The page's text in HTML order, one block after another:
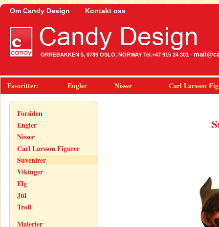
Om Candy Design Kontakt oss
ORREBAKKEN 5, 0789 OSLO, NORWAY Tel.+47 915 24 301 ·
Favoritter: Engler Nisser Carl Larsson
Forsiden
Engler
Nisser
Carl Larsson Figurer
Suvenirer
Vikinger
Elg
Jul
Troll
Malerier